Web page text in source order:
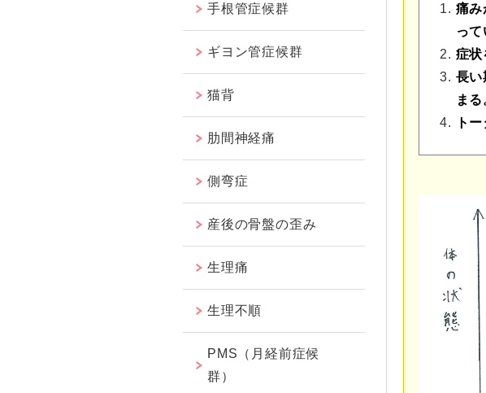
痛み
って
症状
長い
まる
ト
手根管症候群
ギヨン管症候群
猫背
肋間神経痛
側弯症
産後の骨盤の歪み
生理痛
生理不順
PMS（月経前症候
群）